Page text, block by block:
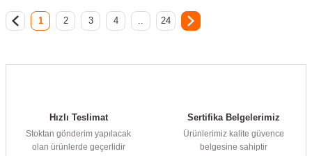
1 2 3 4 24
Hızlı Teslimat
Stoktan gönderim yapılacak
olan ürünlerde geçerlidir
Sertifika Belgelerimiz
Ürünlerimiz kalite güvence
belgesine sahiptir